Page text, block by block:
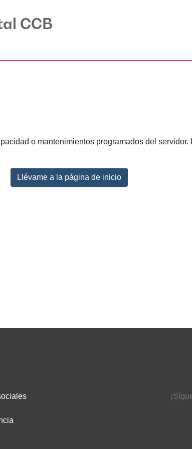
CCB
o mantenimientos programados del servidor.
Llévame a la página de inicio